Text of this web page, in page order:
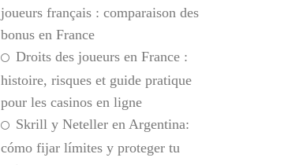
joueurs français : comparaison des
bonus en France
Droits des joueurs en France :
histoire, risques et guide pratique
pour les casinos en ligne
Skrill y Neteller en Argentina:
cómo fijar límites y proteger tu